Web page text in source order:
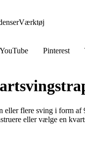
Værktøj
YouTube Pinterest
eller flere sving i form
eller vælge en